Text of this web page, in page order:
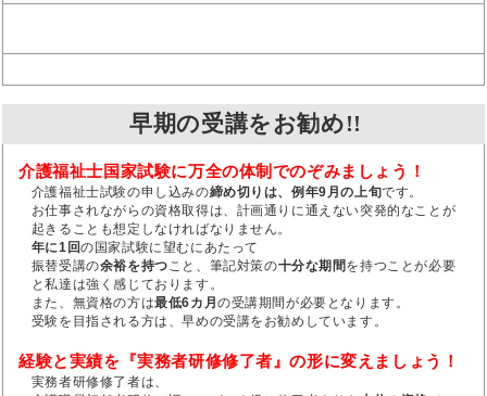
早期の受講をお勧め!!
介護福祉士国家試験に万全の体制でのぞみましょう！
介護福祉士試験の申し込みの締め切りは、例年9月の上旬です。
お仕事されながらの資格取得は、計画通りに通えない突発的なことが
起きることも想定しなければなりません。
年に1回の国家試験に望むにあたって
振替受講の余裕を持つ こと、筆記対策の十分な期間を持つことが必要
と私達は強く感じております。
また、無資格の方は最低6カ月の受講期間が必要となります。
受験を目指される方は、早めの受講をお勧めしています。
経験と実績を『実務者研修修了者』の形に変えましょう！
実務者研修修了者は、